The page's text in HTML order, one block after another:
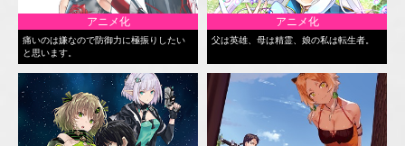
アニメ化
痛いのは嫌なので防御力に極振りしたい
と思います。
アニメ化
父は英雄、母は精霊、娘の私は転生者。